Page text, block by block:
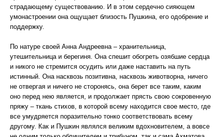
страдающему существованию. И в этом сердечно сияющем
умонастроении она ощущает близость Пушкина, его одобрение и
поддержку.
По натуре своей Анна Андреевна – хранительница,
утешительница и берегиня. Она спешит обогреть озябшие сердца
и никого не стремится осудить или даже наставить на путь
истинный. Она насквозь позитивна, насквозь животворна, ничего
не отвергая и ничего не сторонясь, она берет все таким, каким
оно перед нею является, и продолжает прясть свою сокровенную
пряжу – ткань стихов, в которой всему находится свое место, где
все умудряется поразительно тонко соответствовать всему
другому. Как и Пушкин являлся великим вдохновителем, а вовсе